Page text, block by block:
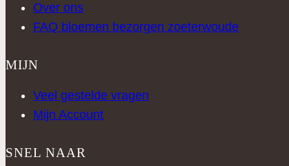
Over ons
FAQ bloemen bezorgen zoeterwoude
MIJN
Veel gestelde vragen
Mijn Account
SNEL NAAR